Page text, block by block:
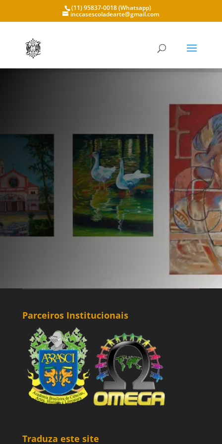
(11) 95837-0018 (Whatsapp)
inccasescoladearte@gmail.com
EM CONSTRUÇÃO
Parceiros Institucionais
Traduza este site